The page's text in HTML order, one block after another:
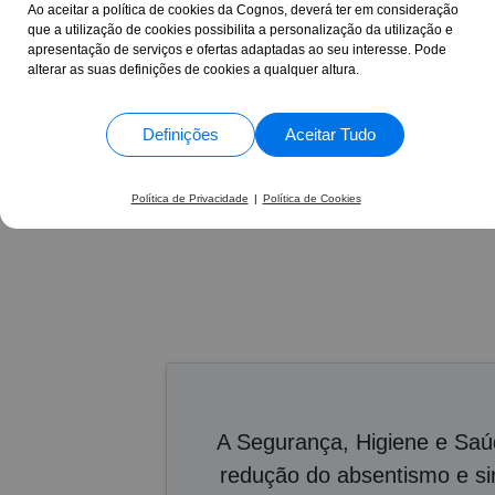
Ao aceitar a política de cookies da Cognos, deverá ter em consideração
que a utilização de cookies possibilita a personalização da utilização e
apresentação de serviços e ofertas adaptadas ao seu interesse. Pode
alterar as suas definições de cookies a qualquer altura.
Definições Aceitar Tudo
Política de Privacidade | Política de Cookies
1363 Avaliações
saúde como TAF.
já um contrato de
onde fiz o estágio,
continuidade à
ao seu lado
A Segurança, Higiene e
redução do absentismo e